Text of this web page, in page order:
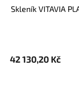
skleník VITAVIA PLAYA 5900 sklo 3 mm + PC 6 mm černý
42 130,20 Kč